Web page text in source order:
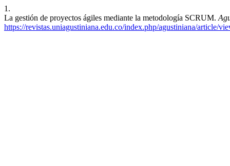
1.
La gestión de proyectos ágiles mediante la metodología SCRUM.
https://revistas.uniagustiniana.edu.co/index.php/agustiniana/article/